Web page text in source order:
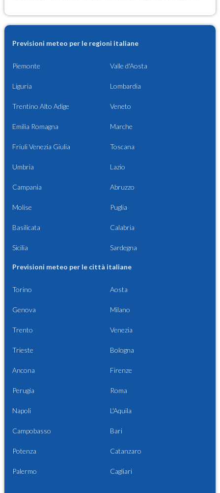
Previsioni meteo per le regioni italiane
Piemonte Valle d'Aosta
Liguria Lombardia
Trentino Alto Adige Veneto
Emilia Romagna Marche
Friuli Venezia Giulia Toscana
Umbria Lazio
Campania Abruzzo
Molise Puglia
Basilicata Calabria
Sicilia Sardegna
Previsioni meteo per le città italiane
Torino Aosta
Genova Milano
Trento Venezia
Trieste Bologna
Ancona Firenze
Perugia Roma
Napoli L'Aquila
Campobasso Bari
Potenza Catanzaro
Palermo Cagliari